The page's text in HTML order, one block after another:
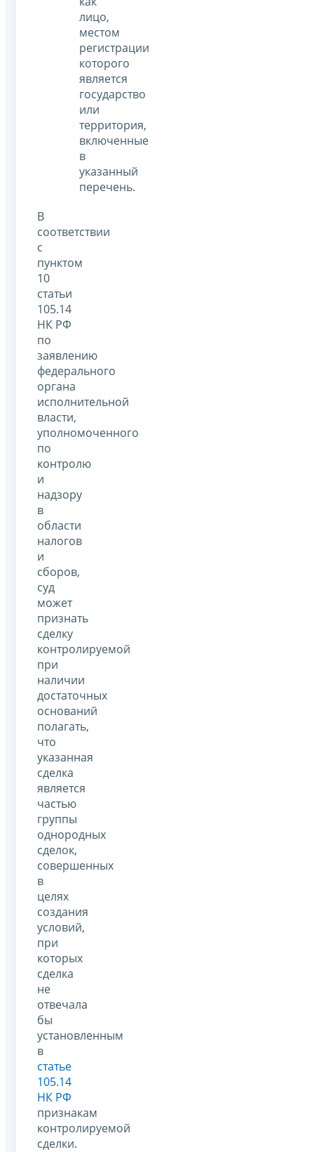
лицо,
местом
регистрации
которого
является
государство
или
территория,
включенные
в
указанный
перечень.
В
соответствии
с
пунктом
10
статьи
105.14
НК РФ
по
заявлению
федерального
органа
исполнительной
власти,
уполномоченного
по
контролю
и
надзору
в
области
налогов
и
сборов,
суд
может
признать
сделку
контролируемой
при
наличии
достаточных
оснований
полагать,
что
указанная
сделка
является
частью
группы
однородных
сделок,
совершенных
в
целях
создания
условий,
при
которых
сделка
не
отвечала
бы
установленным
в
статье
105.14
НК РФ
признакам
контролируемой
сделки.